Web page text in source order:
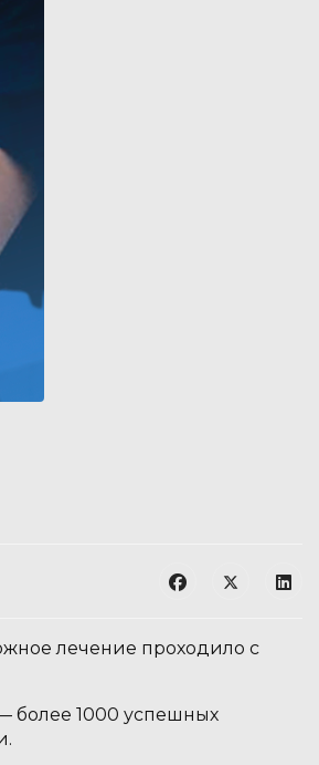
лечение проходило с
более 1000 успешных